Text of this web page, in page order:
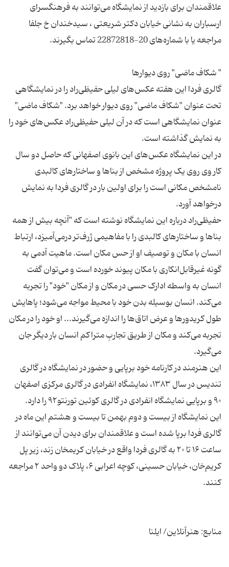
علاقمندان برای بازدید از نمایشگاه می‌توانند به فرهنگسرای
ارسباران به نشانی خیابان دکتر شریعتی ، سیدخندان خ جلفا
گالری فردا این هفته عکس‌های لیلی حفیظی‌راد را در نمایشگاهی
تحت عنوان "شکاف ماضی" روی دیوار خواهد برد. "شکاف ماضی"
عنوان نمایشگاهی است که در آن لیلی حفیظی‌راد عکس‌های خود را
در این نمایشگاه عکس‌های این بانوی اصفهانی که حاصل دو سال
کار وی روی یک پروژه مشخص از بناها و ساختارهای کالبدی
نامشخص مکانی است را برای اولین بار در گالری فردا به نمایش
حفیظی‌راد درباره این نمایشگاه نوشته است که "آنچه بیش از همه
بناها و ساختارهای کالبدی را با مفاهیمی ژرف‌تر درمی‌آمیزد، ارتباط
انسان با مکان و توصیف او از حس مکان است. ماهیت آدمی به
گونه غیرقابل‌انکاری با مکان پیوند خورده است و می‌توان گفت
انسان به واسطه ادارک حسی در مکان و از مکان "خود" را تجربه
می‌کند. انسان بوسیله بدن خود با محیط مواجه می‌شود؛ پاهایش
طول کریدورها و عرض اتاق‌ها را اندازه می‌گیرند... او خود را در مکان
تجربه می‌کند و مکان از طریق تجاربِ متراکم انسان بار دیگر جان
این هنرمند در کارنامه خود برپایی و حضور در نمایشگاه در گالری
تندیس در سال ۱۳۸۳، نمایشگاه انفرادی در گالری مرکزی اصفهان
این نمایشگاه از بیست و دوم بهمن تا بیست و هشتم این ماه در
گالری فردا برپا شده است و علاقمندان برای دیدن آن می‌توانند از
ساعت ۱۶ تا ۲۰ به گالری فردا واقع در خیابان کریمخان زند، زیر پل
کریم‌خان، خیابان حسینی، کوچه اعرابی ۶، پلاک دو واحد ۲ مراجعه
منابع: هنرآنلاین/ ایلنا